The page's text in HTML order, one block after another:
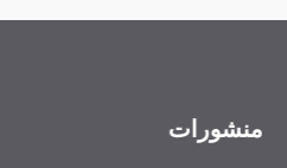
منشورات